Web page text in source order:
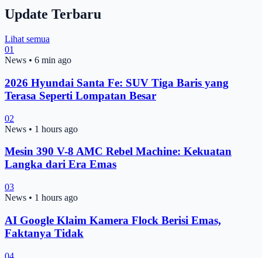
Update Terbaru
Lihat semua
01
News • 6 min ago
2026 Hyundai Santa Fe: SUV Tiga Baris yang
Terasa Seperti Lompatan Besar
02
News • 1 hours ago
Mesin 390 V-8 AMC Rebel Machine: Kekuatan
Langka dari Era Emas
03
News • 1 hours ago
AI Google Klaim Kamera Flock Berisi Emas,
Faktanya Tidak
04